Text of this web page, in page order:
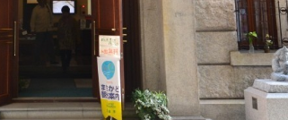
Yamaguchi